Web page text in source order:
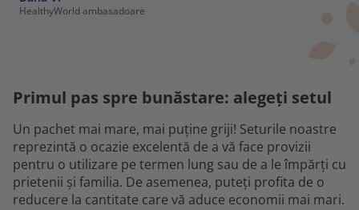
HealthyWorld ambasadoare
Primul pas spre bunăstare: alegeți setul
Un pachet mai mare, mai puține griji! Seturile noastre
reprezintă o ocazie excelentă de a vă face provizii
pentru o utilizare pe termen lung sau de a le împărți cu
prietenii și familia. De asemenea, puteți profita de o
reducere la cantitate care vă aduce economii mai mari.